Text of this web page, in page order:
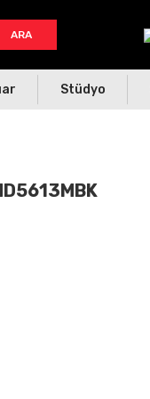
ARA
Stüdyo